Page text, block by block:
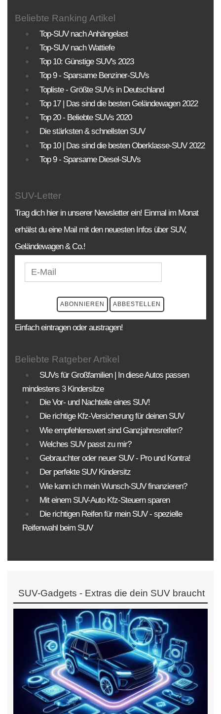
KLASSEN MOTORISIERUNG
Sortierung SUV Datenbank
Modelle und Generationen!
BAUJAHR LAND MARKE
Beliebte Ranking Artikel
Top-SUV nach Anhängelast
Top-SUV nach Wattiefe
Top 10: Günstige SUV's 2023
Top 9 - Sparsame Benziner-SUVs
Topliste - Größte SUVs in Deutschland
Top 17 | Das sind die besten Geländewagen 2022
Top 20 - Beliebte SUVs 2020
Die stärksten & schnellsten SUV
Top 10 | Das sind die besten Oberklasse-SUV 2022
Top 9 - Sparsame Diesel-SUVs
SUV-Letter
Trag dich hier in unserer Newsletter ein! Einmal im Monat
erhälst du eine Mail mit den neuesten Infos über SUV,
Geländewagen & Co.!
Einfach eintragen oder austragen!
Beliebte Ratgeber Artikel
SUVs für Großfamilien | In diese Autos passen
mindestens 3 Kindersitze
Die Vor- und Nachteile eines SUV!
Die richtige Kfz-Versicherung für deinen SUV
Wie empfehlenswert sind Ganzjahresreifen?
Welches SUV passt zu mir?
Gebrauchter oder neuer SUV - Pro und Kontra!
Der perfekte SUV Kindersitz
Wie kann ich mein Wunsch-SUV finanzieren?
Mit einem SUV-Auto Kfz-Steuern sparen
Die richtigen Reifen für mein SUV - spezielle
Reifenwahl beim SUV
SUV-Gadgets - Extras die dein SUV braucht